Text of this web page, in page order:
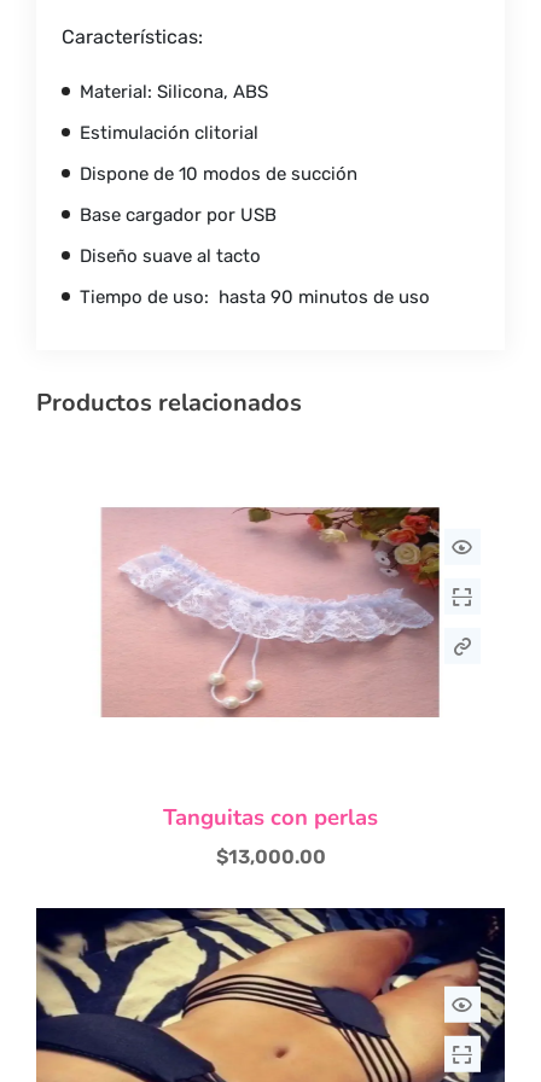
Características:
Material: Silicona, ABS
Estimulación clitorial
Dispone de 10 modos de succión
Base cargador por USB
Diseño suave al tacto
Tiempo de uso: hasta 90 minutos de uso
Productos relacionados
variantes.
Las
opciones
se
pueden
elegir
Tanguitas con perlas
$13,000.00